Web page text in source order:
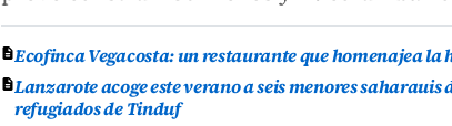
Ecofinca Vegacosta: un restaurante que homenajea
Lanzarote acoge este verano a seis menores saharauis
refugiados de Tinduf